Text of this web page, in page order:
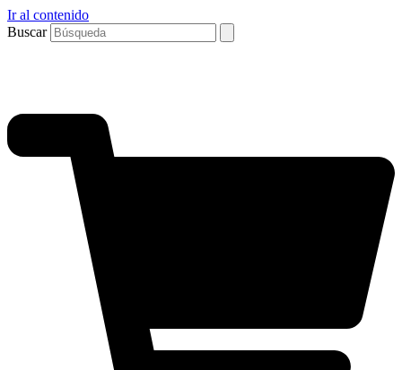
Ir al contenido
Buscar